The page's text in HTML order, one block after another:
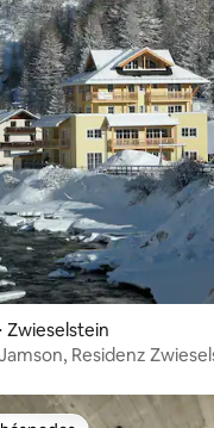
Zwieselstein
Residenz